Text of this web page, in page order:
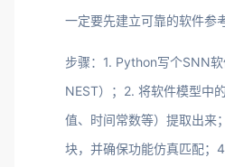
一定要先建立可靠的软件参
步骤：1. Python写个SNN
NEST）；2. 将软件模型中
值、时间常数等）提取出来
块，并确保功能仿真匹配；